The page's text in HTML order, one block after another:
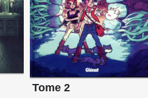
Tome 2